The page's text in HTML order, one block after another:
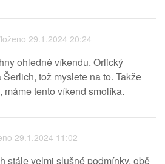
29.1.2024 20:24
ohledně víkendu. Orlický
tož myslete na to. Takže
máme tento víkend smolíka.
29.1.2024 11:02
stále velmi slušné podmínky, obě